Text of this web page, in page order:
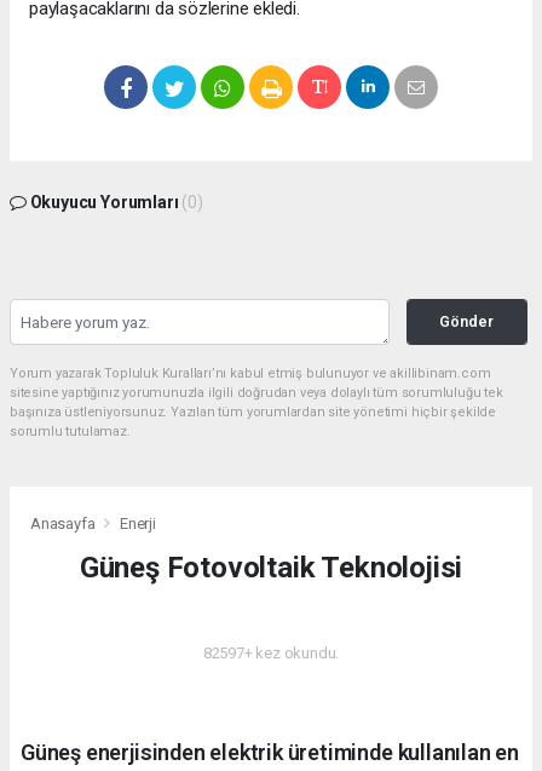
paylaşacaklarını da sözlerine ekledi.
Okuyucu Yorumları (0)
Gönder
Yorum yazarak Topluluk Kuralları’nı kabul etmiş bulunuyor ve akillibinam.com
sitesine yaptığınız yorumunuzla ilgili doğrudan veya dolaylı tüm sorumluluğu tek
başınıza üstleniyorsunuz. Yazılan tüm yorumlardan site yönetimi hiçbir şekilde
sorumlu tutulamaz.
Anasayfa Enerji
Güneş Fotovoltaik Teknolojisi
82597+ kez okundu.
Güneş enerjisinden elektrik üretiminde kullanılan en